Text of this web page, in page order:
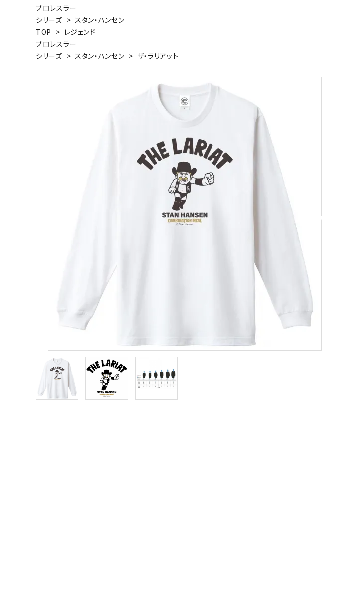
キャンベル料理長
プロレスラー
シリーズ > スタン・ハンセン
TOP > レジェンド
プロレスラー
シリーズ > スタン・ハンセン > ザ・ラリアット